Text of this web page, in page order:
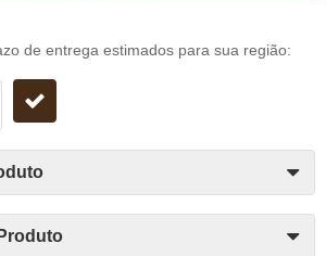
de entrega estimados para sua região: